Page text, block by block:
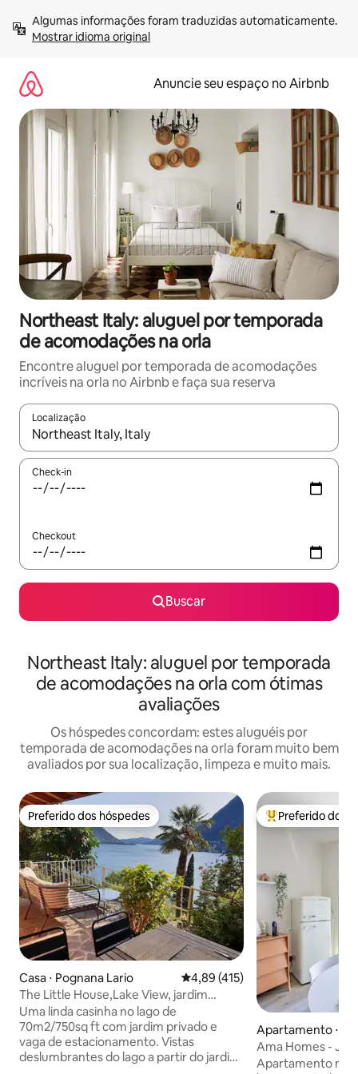
para
Mostrar idioma original
Anuncie seu espaço no Airbnb
Northeast Italy: aluguel por temporada
de acomodações na orla
Encontre aluguel por temporada de acomodações
incríveis na orla no Airbnb e faça sua reserva
Localização
Quando os resultados estiverem disponíveis, explore-os
Check-in
Checkout
Buscar
Northeast Italy: aluguel por temporada
de acomodações na orla com ótimas
avaliações
Os hóspedes concordam: estes aluguéis por
temporada de acomodações na orla foram muito bem
avaliados por sua localização, limpeza e muito mais.
Preferido dos hóspedes
Preferido dos hóspedes
Casa ⋅ Pognana Lario 4,89 de uma avaliação média de
4,89 (415)
The Little House,Lake View, jardim
privado e estacionamento
Uma linda casinha no lago de
70m2/750sq ft com jardim privado e
vaga de estacionamento. Vistas
deslumbrantes do lago a partir do jardim,
Entre os
Preferido dos
Apartamento ⋅
Ama Homes -
lago
Apartamento